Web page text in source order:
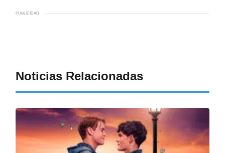
PUBLICIDAD
Noticias Relacionadas